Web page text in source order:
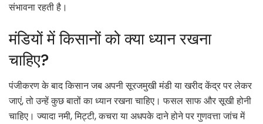
संभावना रहती है।
मंडियों में किसानों को क्या ध्यान रखना
चाहिए?
पंजीकरण के बाद किसान जब अपनी सूरजमुखी मंडी या खरीद केंद्र पर लेकर
जाएं, तो उन्हें कुछ बातों का ध्यान रखना चाहिए। फसल साफ और सूखी होनी
चाहिए। ज्यादा नमी, मिट्टी, कचरा या अधपके दाने होने पर गुणवत्ता जांच में